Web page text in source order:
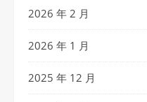
2026 年 2 月
2026 年 1 月
2025 年 12 月